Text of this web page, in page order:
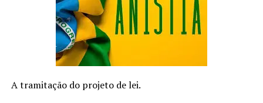
Assista ao clipe de “Only Love”
A faixa é o primeiro lançamento da Berilo desde que a
banda montou oficialmente base na cidade de São Paulo
apenas um duo. Recentemente, se juntaram à Isa
A tramitação do projeto de lei.